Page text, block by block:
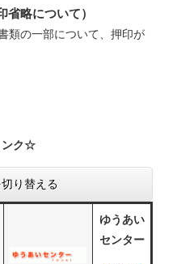
省略について）
類の一部について、押印が
ク☆
り替える
ゆうあい
センター